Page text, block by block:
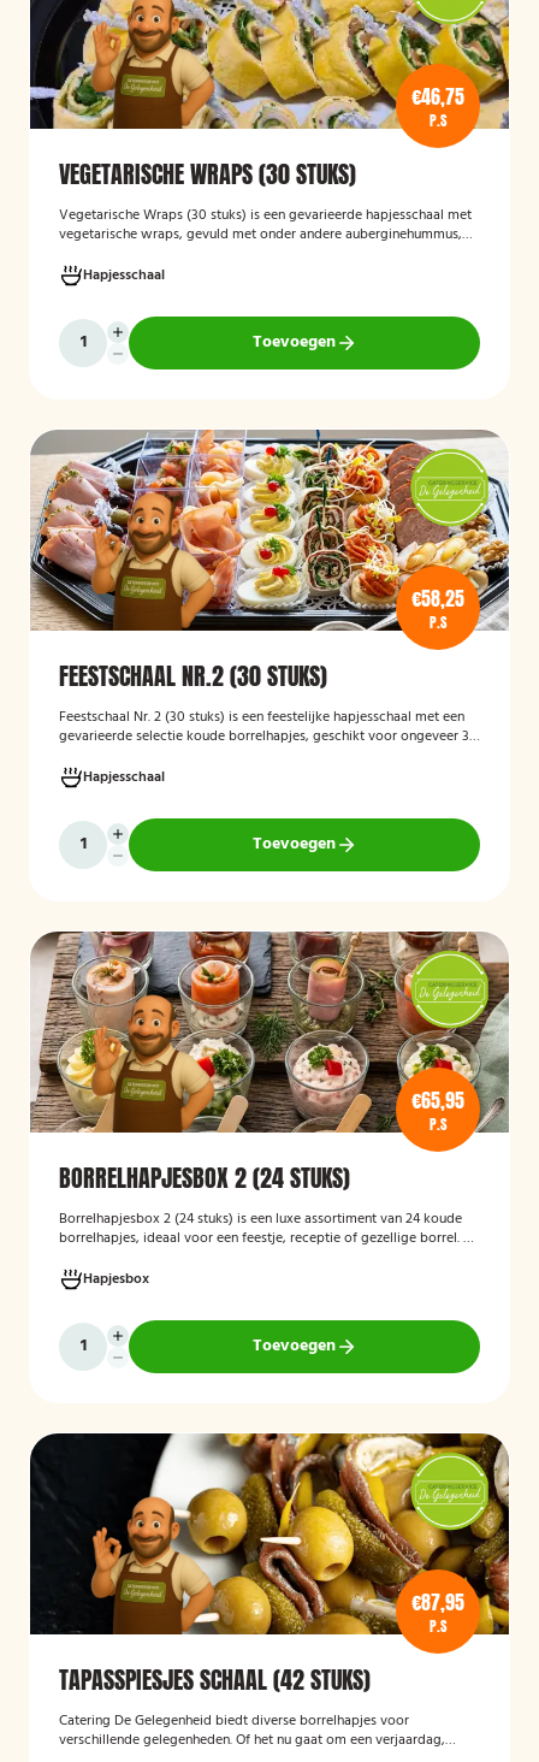
€46,75
P.S
VEGETARISCHE WRAPS (30 STUKS)
Vegetarische Wraps (30 stuks) is een gevarieerde hapjesschaal met
vegetarische wraps, gevuld met onder andere auberginehummus,
smaakvolle en kleurrijke keuze voor borrels, feesten of zakelijke
bijeenkomsten, geschikt voor gasten die vegetarisch eten.
Hapjesschaal
Toevoegen
€58,25
P.S
FEESTSCHAAL NR.2 (30 STUKS)
Feestschaal Nr. 2 (30 stuks) is een feestelijke hapjesschaal met een
gevarieerde selectie koude borrelhapjes, geschikt voor ongeveer 30
feestelijke gelegenheden en biedt een gemakkelijke, kant-en-klare
oplossing voor het serveren van smakelijke hapjes aan uw gasten.
Hapjesschaal
Toevoegen
€65,95
P.S
BORRELHAPJESBOX 2 (24 STUKS)
Borrelhapjesbox 2 (24 stuks) is een luxe assortiment van 24 koude
borrelhapjes, ideaal voor een feestje, receptie of gezellige borrel. De
klaar worden geleverd, zodat u uw gasten eenvoudig kunt trakteren
op een smaakvolle en feestelijke borrelervaring.
Hapjesbox
Toevoegen
€87,95
P.S
TAPASSPIESJES SCHAAL (42 STUKS)
Catering De Gelegenheid biedt diverse borrelhapjes voor
verschillende gelegenheden. Of het nu gaat om een verjaardag,